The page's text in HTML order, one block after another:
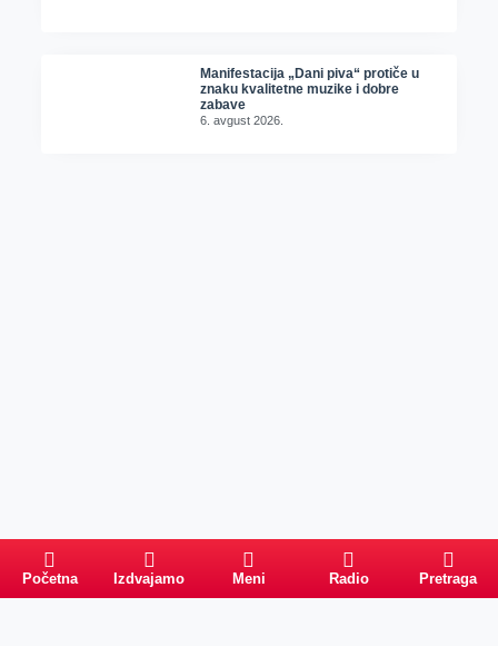
Manifestacija „Dani piva“ protiče u
znaku kvalitetne muzike i dobre
zabave
6. avgust 2026.
Početna Izdvajamo Meni Radio Pretraga